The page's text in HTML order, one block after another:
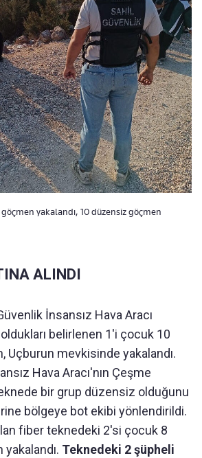
yakalandı, 10 düzensiz göçmen
ALINDI
İnsansız Hava Aracı
belirlenen 1'i çocuk 10
Uçburun mevkisinde yakalandı.
Hava Aracı'nın Çeşme
bir grup düzensiz olduğunu
bölgeye bot ekibi yönlendirildi.
fiber teknedeki 2'si çocuk 8
Teknedeki 2 şüpheli